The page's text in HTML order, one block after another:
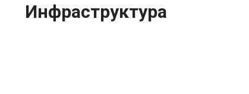
Инфраструктура